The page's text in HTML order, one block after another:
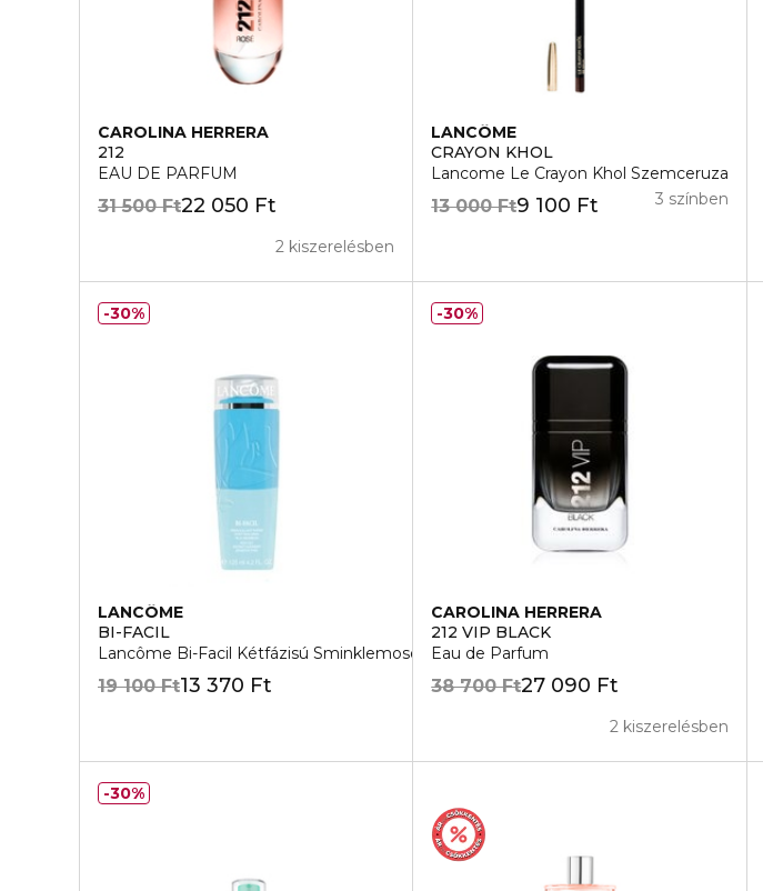
CAROLINA HERRERA
212
EAU DE PARFUM
22 050 Ft
31 500 Ft
2 kiszerelésben
LANCÔME
CRAYON KHOL
Lancome Le Crayon Khol Szemceruza
9 100 Ft
13 000 Ft 3 színben
LANCÔME
BI-FACIL
Lancôme Bi-Facil Kétfázisú Sminklemosó
13 370 Ft
19 100 Ft
30%
CAROLINA HERRERA
212 VIP BLACK
Eau de Parfum
27 090 Ft
38 700 Ft
2 kiszerelésben
30%
30%